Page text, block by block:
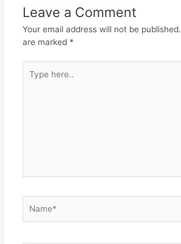
Leave a Comment
Your email address will not be published.
are marked *
here..